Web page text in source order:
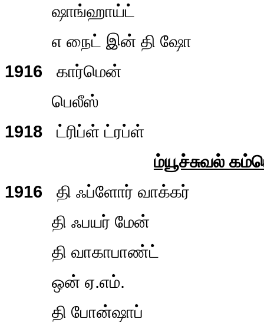
ஷாங்ஹாய்ட்
எ நைட் இன் தி ஷோ
1916 கார்மென்
பெலீஸ்
1918
ட்ரிப்ள் ட்ரப்ள்
ம்யூச்சுவல்
1916
தி ஃப்ளோர் வாக்கர்
தி ஃபயர் மேன்
தி வாகாபாண்ட்
ஒன் ஏ.எம்.
தி போன்ஷாப்